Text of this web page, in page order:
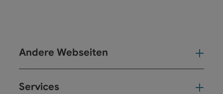
Andere Webseiten
Services